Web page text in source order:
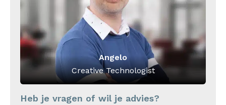
Angelo
Creative Technologist
Heb je vragen of wil je advies?